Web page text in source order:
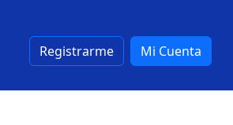
Registrarme Mi Cuenta